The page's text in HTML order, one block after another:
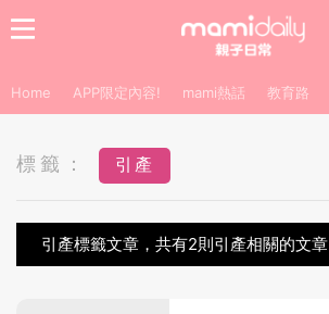
Home APP限定內容! mami熱話 教育路
標籤： 引產
引產標籤文章，共有2則引產相關的文章